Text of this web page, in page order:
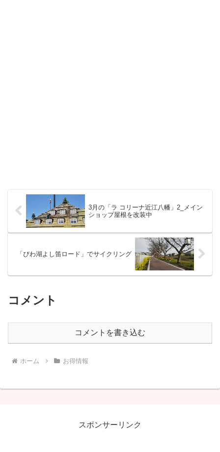
3月の「ラ コリーナ近江八幡」2_メイン
ショップ屋根を改装中
「びわ湖よし笛ロード」でサイクリング
コメント
コメントを書き込む
ホーム お得情報
スポンサーリンク